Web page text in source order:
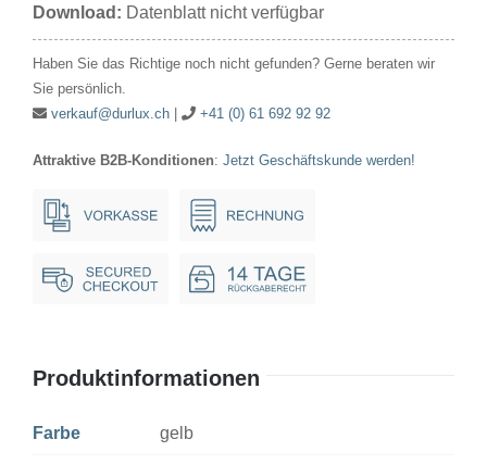
36/45W
Ba20d
gelb*
Download: Datenblatt nicht verfügbar
Haben Sie das Richtige noch nicht gefunden? Gerne beraten wir
Sie persönlich.
verkauf@durlux.ch| +41 (0) 61 692 92 92
Attraktive B2B-Konditionen: Jetzt Geschäftskunde werden!
Produktinformationen
Farbe gelb